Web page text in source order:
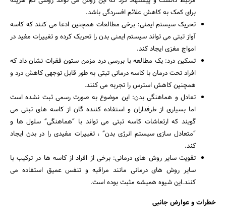
برای کمک به کاهش علائم افسردگی باشد.
تحریک سیستم ایمنی: برخی مطالعات همچنین ادعا می کنند که کاسه
آواز تبتی می تواند سیستم ایمنی بدن را تحریک کرده و تغییرات مفید در
امواج مغزی ایجاد کند.
تسکین درد: یک مطالعه با بررسی درد مزمن ستون فقرات نشان داد که
افراد تحت درمان با کاسه درمانی تبتی به طور قابل توجهی کاهش درد و
همچنین کاهش استرس را تجربه می کنند.
تعادل و هماهنگی بدن: این موضوع به صورت رسمی ثبت نشده است
اما بسیاری از طرفداران و استفاده کننده گان از کاسه های تبتی می
گویند که ارتعاشات کاسه تبتی می تواند با “هماهنگی” سلول ها و
“متعادل سازی سیستم انرژی بدن” ، تغییرات مفیدی را در بدن ایجاد
کند.
تقویت سایر روش های درمانی: برخی از افراد از کاسه ها در ترکیب با
سایر روش های درمانی مانند مراقبه و تنفس عمیق استفاده می
کنند.این شیوه همیشه مثبت بوده است.
خطرات و عوارض جانبی